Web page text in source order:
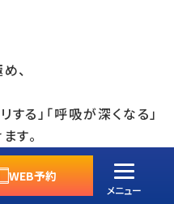
、
する」「呼吸が深くなる」
す。
WEB予約
メニュー